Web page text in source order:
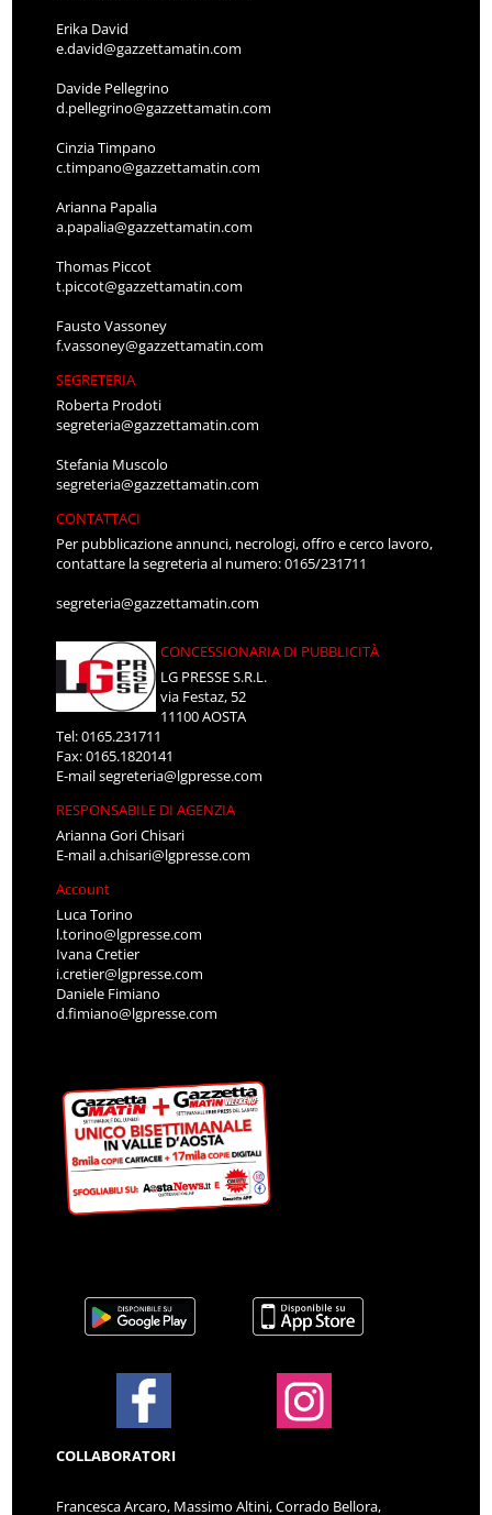
Erika David
e.david@gazzettamatin.com
Davide Pellegrino
d.pellegrino@gazzettamatin.com
Cinzia Timpano
c.timpano@gazzettamatin.com
Arianna Papalia
a.papalia@gazzettamatin.com
Thomas Piccot
t.piccot@gazzettamatin.com
Fausto Vassoney
f.vassoney@gazzettamatin.com
SEGRETERIA
Roberta Prodoti
segreteria@gazzettamatin.com
Stefania Muscolo
segreteria@gazzettamatin.com
CONTATTACI
Per pubblicazione annunci, necrologi, offro e cerco lavoro,
contattare la segreteria al numero: 0165/231711
segreteria@gazzettamatin.com
CONCESSIONARIA DI PUBBLICITÀ
LG PRESSE S.R.L.
via Festaz, 52
11100 AOSTA
Tel: 0165.231711
Fax: 0165.1820141
E-mailsegreteria@lgpresse.com
RESPONSABILE DI AGENZIA
Arianna Gori Chisari
E-maila.chisari@lgpresse.com
Account
Luca Torino
l.torino@lgpresse.com
Ivana Cretier
i.cretier@lgpresse.com
Daniele Fimiano
d.fimiano@lgpresse.com
COLLABORATORI
Francesca Arcaro, Massimo Altini, Corrado Bellora,